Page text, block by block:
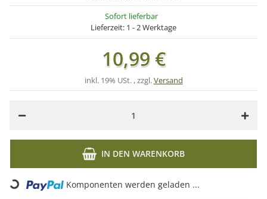
Sofort lieferbar
Lieferzeit: 1 - 2 Werktage
10,99 €
inkl. 19% USt. , zzgl.Versand
IN DEN WARENKORB
Loading... Komponenten werden geladen ...